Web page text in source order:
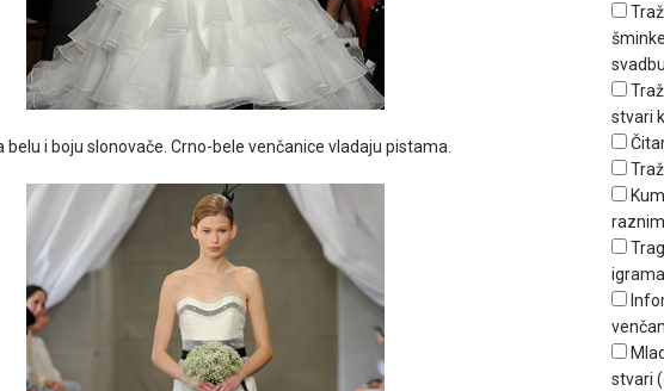
belu i boju slonovače. Crno-bele venčanice vladaju pistama.
stvari
stvari